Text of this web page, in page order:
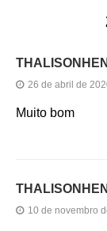
26 de abril de
Muito bom
10 de novembro